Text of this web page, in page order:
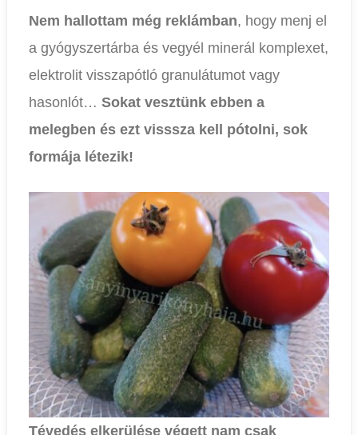
Nem hallottam még reklámban, hogy menj el
a gyógyszertárba és vegyél minerál komplexet,
elektrolit visszapótló granulátumot vagy
hasonlót… Sokat vesztünk ebben a
melegben és ezt visssza kell pótolni, sok
formája létezik!
Tévedés elkerülése végett nam csak